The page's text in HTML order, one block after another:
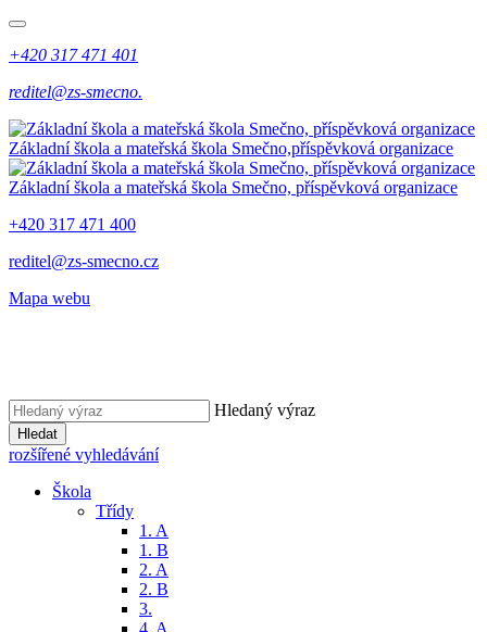
+420 317 471 401
reditel@zs-smecno.
Základní škola a mateřská škola Smečno,příspěvková organizace
Základní škola a mateřská škola Smečno, příspěvková organizace
+420 317 471 400
reditel@zs-smecno.cz
Mapa webu
Hledaný výraz
Hledat
rozšířené vyhledávání
Škola
Třídy
1. A
1. B
2. A
2. B
3.
4. A